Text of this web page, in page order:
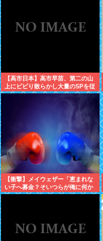
【高市日本】高市早苗、第二の山
上にビビり散らかし大量のSPを従
え演説台にも全面防弾ガラスを設
【衝撃】メイウェザー「恵まれな
い子へ募金？そいつらが俺に何か
してくれたのか・・・・・・？」